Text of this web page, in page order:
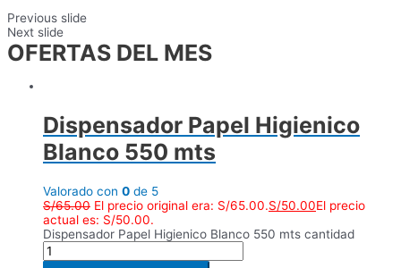
Previous slide
Next slide
OFERTAS DEL MES
Dispensador Papel Higienico
Blanco 550 mts
Valorado con 0 de 5
S/65.00 El precio original era: S/65.00.S/50.00El precio
actual es: S/50.00.
Dispensador Papel Higienico Blanco 550 mts cantidad